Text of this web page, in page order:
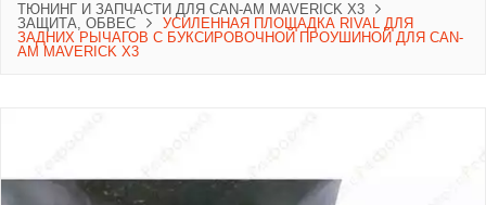
ТЮНИНГ И ЗАПЧАСТИ ДЛЯ CAN-AM MAVERICK X3
ЗАЩИТА, ОБВЕС
УСИЛЕННАЯ ПЛОЩАДКА RIVAL ДЛЯ
ЗАДНИХ РЫЧАГОВ С БУКСИРОВОЧНОЙ ПРОУШИНОЙ ДЛЯ CAN-
AM MAVERICK X3